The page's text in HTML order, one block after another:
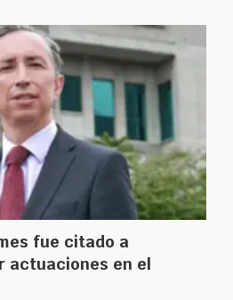
fue citado a
actuaciones en el